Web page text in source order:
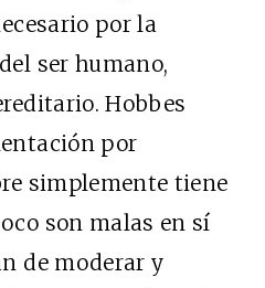
por la
ser humano,
Hobbes
por
simplemente tiene
son malas en sí
de moderar y